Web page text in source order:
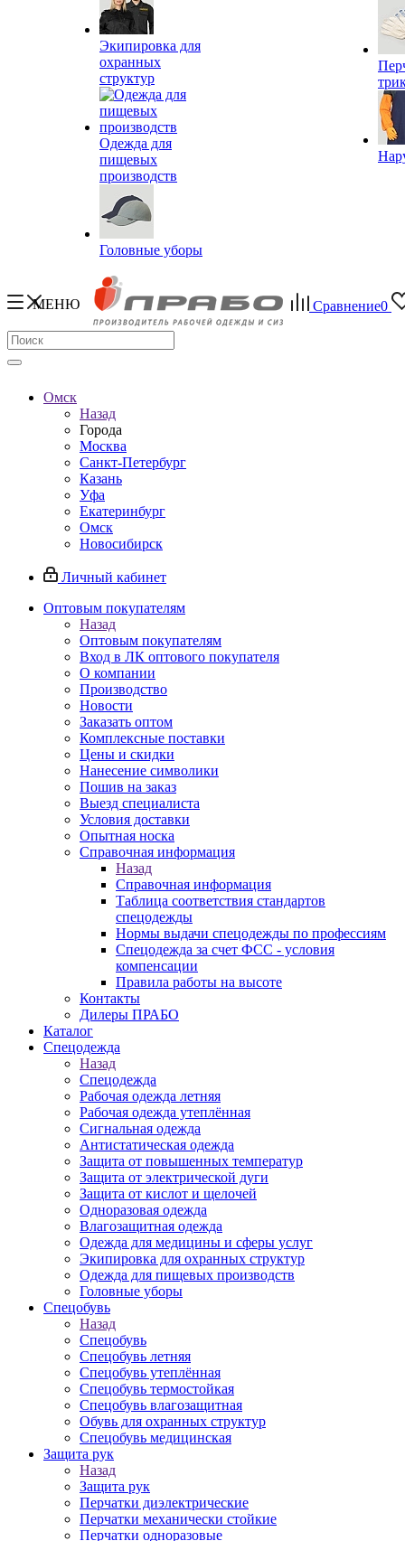
Экипировка для
охранных
структур
Одежда для
пищевых
производств
Головные уборы
МЕНЮ Сравнение0
Омск
Назад
Города
Москва
Санкт-Петербург
Казань
Уфа
Екатеринбург
Омск
Новосибирск
Личный кабинет
Оптовым покупателям
Назад
Оптовым покупателям
Вход в ЛК оптового покупателя
О компании
Производство
Новости
Заказать оптом
Комплексные поставки
Цены и скидки
Нанесение символики
Пошив на заказ
Выезд специалиста
Условия доставки
Опытная носка
Справочная информация
Назад
Справочная информация
Таблица соответствия стандартов
спецодежды
Нормы выдачи спецодежды по профессиям
Спецодежда за счет ФСС - условия
компенсации
Правила работы на высоте
Контакты
Дилеры ПРАБО
Каталог
Спецодежда
Назад
Спецодежда
Рабочая одежда летняя
Рабочая одежда утеплённая
Сигнальная одежда
Антистатическая одежда
Защита от повышенных температур
Защита от электрической дуги
Защита от кислот и щелочей
Одноразовая одежда
Влагозащитная одежда
Одежда для медицины и сферы услуг
Экипировка для охранных структур
Одежда для пищевых производств
Головные уборы
Спецобувь
Назад
Спецобувь
Спецобувь летняя
Спецобувь утеплённая
Спецобувь термостойкая
Спецобувь влагозащитная
Обувь для охранных структур
Спецобувь медицинская
Защита рук
Назад
Защита рук
Перчатки диэлектрические
Перчатки механически стойкие
Перчатки одноразовые